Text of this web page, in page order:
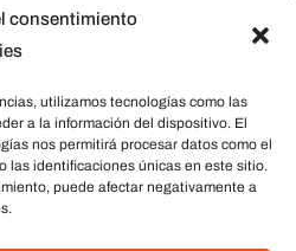
consentimiento
utilizamos tecnologías como las
a la información del dispositivo. El
nos permitirá procesar datos como el
las identificaciones únicas en este sitio.
puede afectar negativamente a
Velas
esenciales
y colonias